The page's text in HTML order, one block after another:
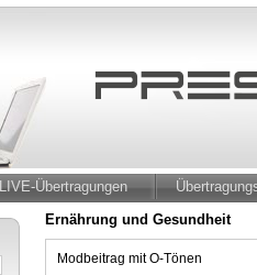
LIVE-Übertragungen
Ernährung und Gesundheit
Modbeitrag mit O-Tönen